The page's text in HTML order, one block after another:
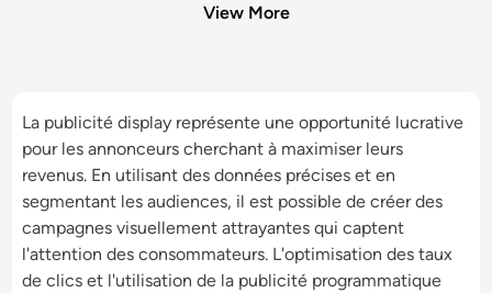
View More
La publicité display représente une opportunité lucrative
pour les annonceurs cherchant à maximiser leurs
revenus. En utilisant des données précises et en
segmentant les audiences, il est possible de créer des
campagnes visuellement attrayantes qui captent
l'attention des consommateurs. L'optimisation des taux
de clics et l'utilisation de la publicité programmatique